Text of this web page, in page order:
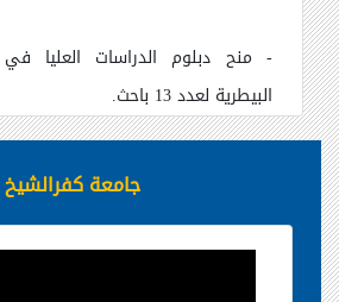
- منح دبلوم الدراسات العليا في
البيطرية لعدد 13 باحث.
جامعة كفرالشيخ